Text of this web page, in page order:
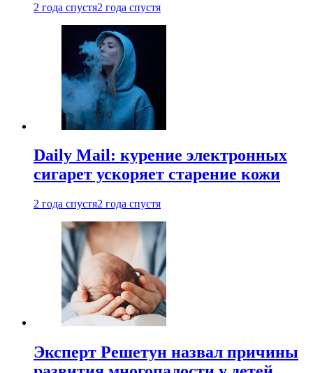
2 года спустя2 года спустя
Daily Mail: курение электронных
сигарет ускоряет старение кожи
2 года спустя2 года спустя
Эксперт Решетун назвал причины